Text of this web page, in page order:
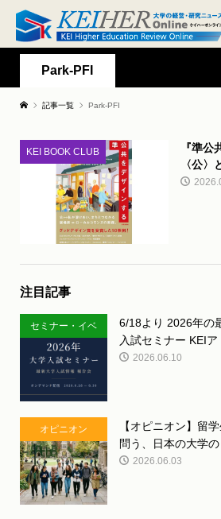
Park-PFI
記事一覧 Park-PFI
KEI BOOK CLUB
『準公
〈公
注目記事
セミナー・イベ
ント
6/18より 2026年の
入試セミナー KEIア
2026.06.10
オピニオン
【オピニオン】留
問う、日本の大学の
2026.06.03